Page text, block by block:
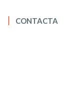
CONTACTA